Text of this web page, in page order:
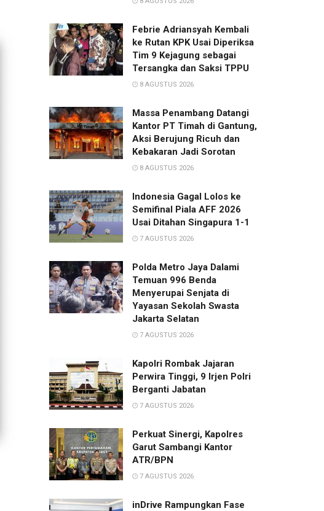
Febrie Adriansyah Kembali
ke Rutan KPK Usai Diperiksa
Tim 9 Kejagung sebagai
Tersangka dan Saksi TPPU
8 AGUSTUS 2026
Massa Penambang Datangi
Kantor PT Timah di Gantung,
Aksi Berujung Ricuh dan
Kebakaran Jadi Sorotan
8 AGUSTUS 2026
Indonesia Gagal Lolos ke
Semifinal Piala AFF 2026
Usai Ditahan Singapura 1-1
7 AGUSTUS 2026
Polda Metro Jaya Dalami
Temuan 996 Benda
Menyerupai Senjata di
Yayasan Sekolah Swasta
Jakarta Selatan
7 AGUSTUS 2026
Kapolri Rombak Jajaran
Perwira Tinggi, 9 Irjen Polri
Berganti Jabatan
7 AGUSTUS 2026
Perkuat Sinergi, Kapolres
Garut Sambangi Kantor
ATR/BPN
7 AGUSTUS 2026
inDrive Rampungkan Fase